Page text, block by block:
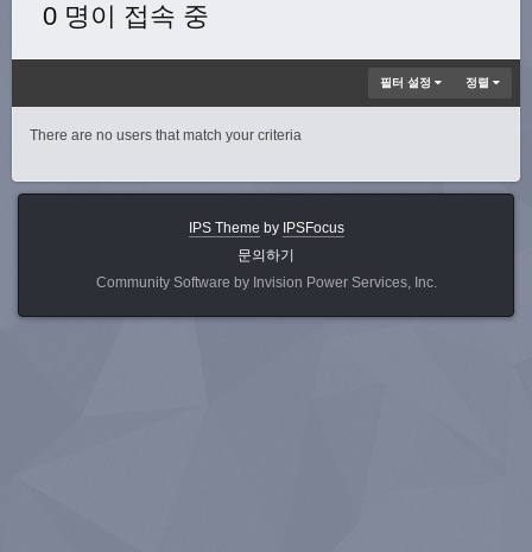
0 명이 접속 중
정렬
필터 설정
There are no users that match your criteria
IPS Theme by IPSFocus
문의하기
Community Software by Invision Power Services, Inc.